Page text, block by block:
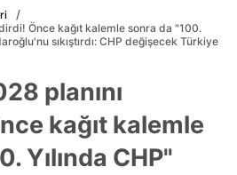
Önce kağıt kalemle sonra da "100.
sıkıştırdı: CHP değişecek Türkiye
planını
kağıt kalemle
Yılında CHP"